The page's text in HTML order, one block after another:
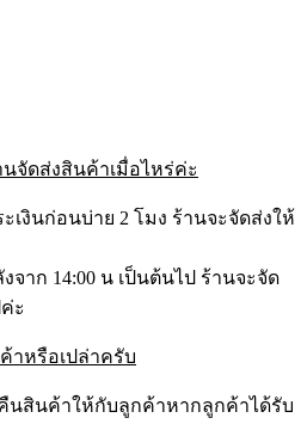
จัดส่งสินค้าเมื่อไหร่ค่ะ
งินก่อนบ่าย 2 โมง ร้านจะจัดส่งให้
จาก 14:00 น เป็นต้นไป ร้านจะจัด
ะ
าหรือเปล่าครับ
นสินค้าให้กับลูกค้าหากลูกค้าได้รับ